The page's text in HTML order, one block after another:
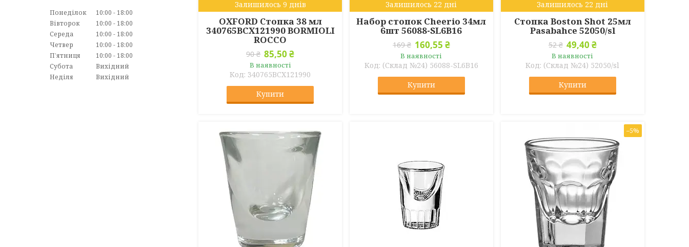
Залишилось 9 днів
OXFORD Стопка 38 мл
340765BCX121990 BORMIOLI
ROCCO
90 ₴ 85,50 ₴
В наявності
340765BCX121990
Купити
Залишилось 22 дні
Набор стопок Cheerio 34мл
6шт 56088-SL6B16
169 ₴ 160,55 ₴
В наявності
(Склад №24) 56088-SL6B16
Купити
Залишилось 22 дні
Стопка Boston Shot 25мл
Pasabahce 52050/sl
52 ₴ 49,40 ₴
В наявності
(Склад №24) 52050/sl
Купити
–5%
Понеділок 10:00
18:00
Вівторок
10:00
18:00
Середа
10:00
18:00
Четвер
10:00
18:00
Пʼятниця
10:00
18:00
Субота
Вихідний
Неділя
Вихідний